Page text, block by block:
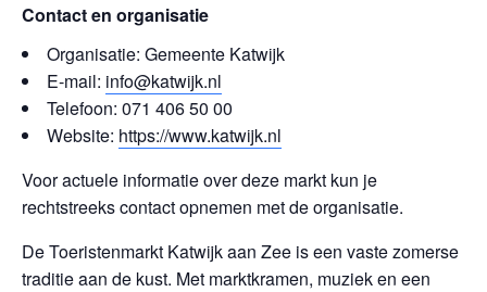
Contact en organisatie
Organisatie: Gemeente Katwijk
E-mail: info@katwijk.nl
Telefoon: 071 406 50 00
Website: https://www.katwijk.nl
Voor actuele informatie over deze markt kun je
rechtstreeks contact opnemen met de organisatie.
De Toeristenmarkt Katwijk aan Zee is een vaste zomerse
traditie aan de kust. Met marktkramen, muziek en een